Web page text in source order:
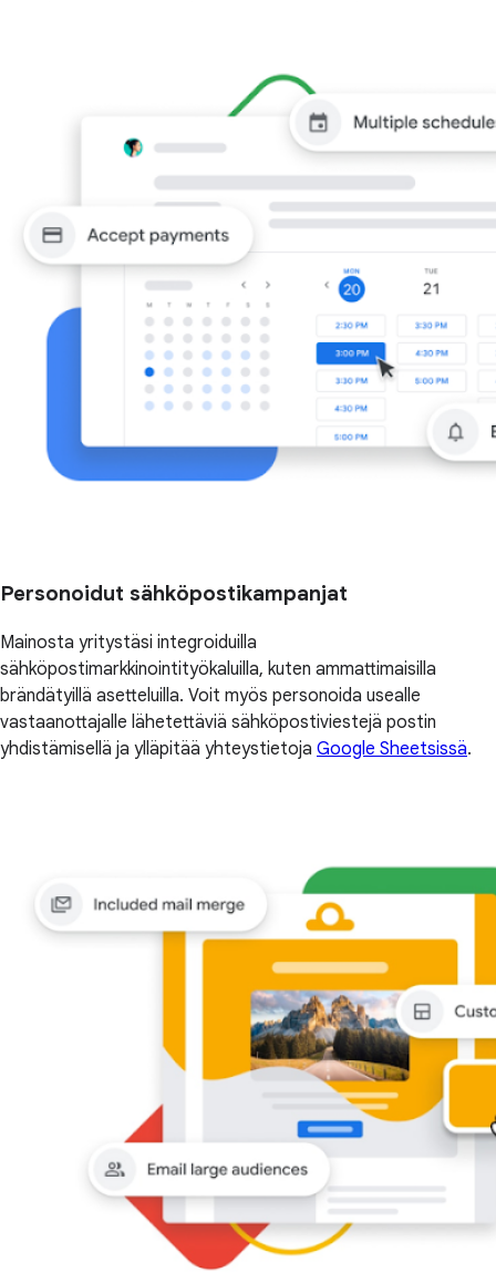
Personoidut sähköpostikampanjat
Mainosta yritystäsi integroiduilla
sähköpostimarkkinointityökaluilla, kuten ammattimaisilla
brändätyillä asetteluilla. Voit myös personoida usealle
vastaanottajalle lähetettäviä sähköpostiviestejä postin
yhdistämisellä ja ylläpitää yhteystietoja Google Sheetsissä.